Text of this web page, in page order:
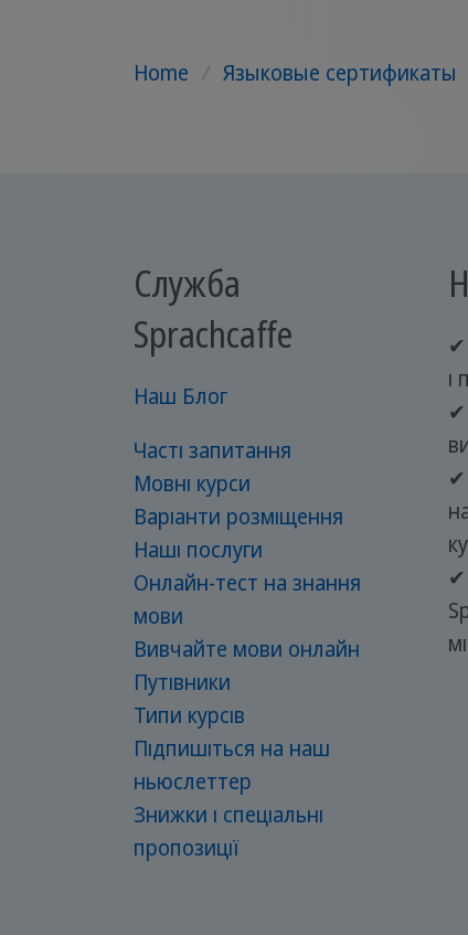
Home / Языковые сертификаты
Служба
Sprachcaffe
Наш Блог
Часті запитання
Мовні курси
Варіанти розміщення
Наші послуги
Онлайн-тест на знання
мови
Вивчайте мови онлайн
Путівники
Типи курсів
Підпишіться на наш
ньюслеттер
Знижки і спеціальні
пропозиції
✔
і
✔
✔
✔